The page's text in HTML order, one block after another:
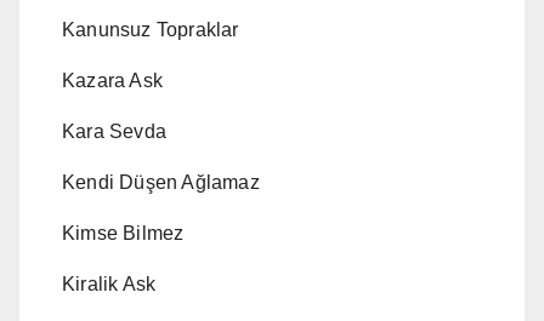
Kanunsuz Topraklar
Kazara Ask
Kara Sevda
Kendi Düşen Ağlamaz
Kimse Bilmez
Kiralik Ask